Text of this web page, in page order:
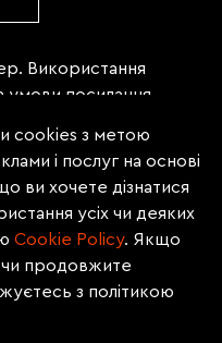
Використання
умови посилання
нижче третього
міститься
або
редакції.
ЗА
cookies з метою
і послуг на основі
ви хочете дізнатися
усіх чи деяких
Сookie Policy. Якщо
продовжите
з політикою